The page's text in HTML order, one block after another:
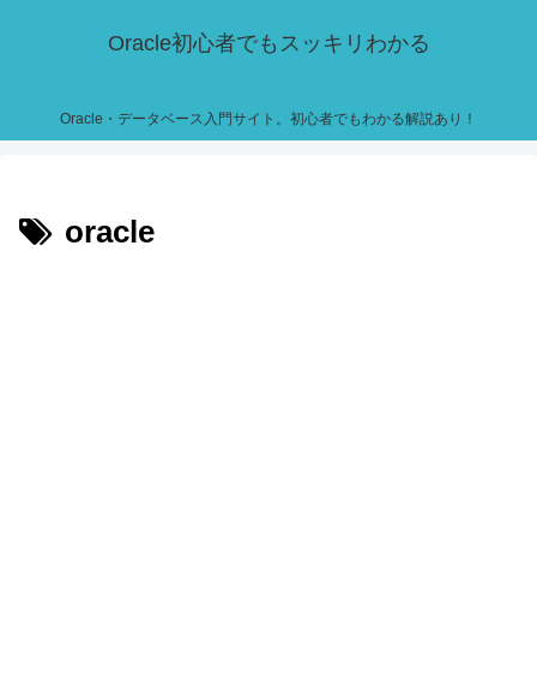
Oracle初心者でもスッキリわかる
Oracle・データベース入門サイト。初心者でもわかる解説あり！
oracle